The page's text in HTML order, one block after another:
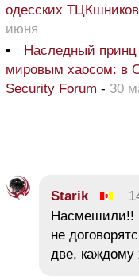
одесских
июня
Наследный
мировым хаосом: в
Security Forum - 30
Starik
Насмешили!!
не
две, каждому